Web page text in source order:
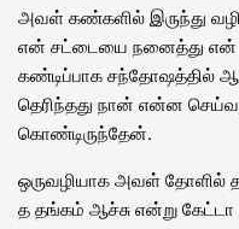
அவள் கண்களில் இருந்து
என் சட்டையை நனைத்து என்
கண்டிப்பாக சந்தோஷத்தில்
தெரிந்தது நான் என்ன
கொண்டிருந்தேன்.
ஒருவழியாக அவள்
த தங்கம் ஆச்சு என்று கேட்டா